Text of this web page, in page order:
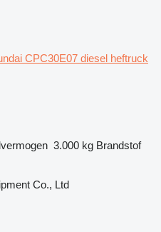
CPC30E07 diesel heftruck
3.000 kg Brandstof
Co., Ltd